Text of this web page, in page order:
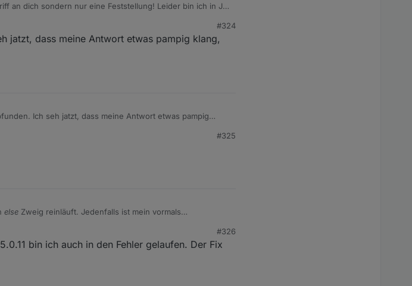
an dich sondern nur eine Feststellung! Leider bin ich in JS
#324
jatzt, dass meine Antwort etwas pampig klang,
Ich seh jatzt, dass meine Antwort etwas pampig
#325
else
2000 übergeben, wo eigentlich ein boolean erwartet
#326
bin ich auch in den Fehler gelaufen. Der Fix